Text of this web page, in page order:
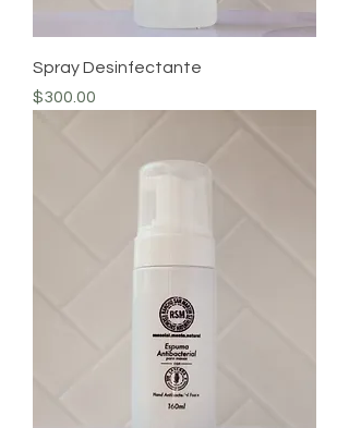
Spray Desinfectante
Precio
$300.00